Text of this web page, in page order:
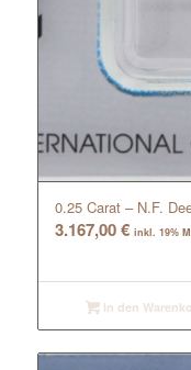
0.25 Carat – N.F.
3.167,00€ inkl. 19%
In den